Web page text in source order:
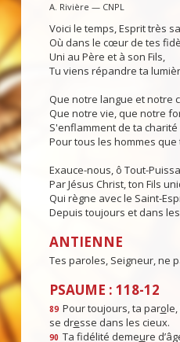
A. Rivière — CNPL
Voici le temps, Esprit très
Où dans le cœur de tes
Uni au Père et à son Fils,
Tu viens répandre ta
Que notre langue et notre
Que notre vie, que notre
S'enflamment de ta charité
Pour tous les hommes que
Exauce-nous, ô Tout-
Par Jésus Christ, ton Fils
Qui règne avec le Saint-
Depuis toujours et dans
ANTIENNE
Tes paroles, Seigneur, ne
PSAUME : 118-12
89 Pour toujours, ta parole,
se dresse dans les cieux.
90 Ta fidélité demeure